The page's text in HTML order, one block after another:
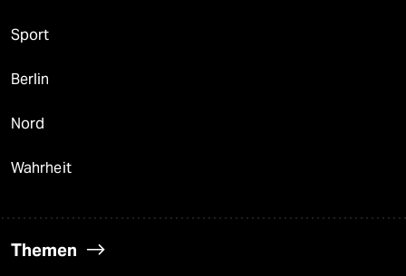
Sport
Berlin
Nord
Wahrheit
Themen